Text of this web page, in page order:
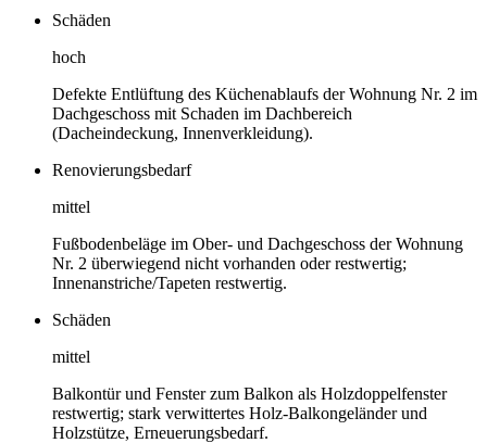
Schäden
hoch
Defekte Entlüftung des Küchenablaufs der Wohnung Nr. 2 im
Dachgeschoss mit Schaden im Dachbereich
(Dacheindeckung, Innenverkleidung).
Renovierungsbedarf
mittel
Fußbodenbeläge im Ober- und Dachgeschoss der Wohnung
Nr. 2 überwiegend nicht vorhanden oder restwertig;
Innenanstriche/Tapeten restwertig.
Schäden
mittel
Balkontür und Fenster zum Balkon als Holzdoppelfenster
restwertig; stark verwittertes Holz-Balkongeländer und
Holzstütze, Erneuerungsbedarf.